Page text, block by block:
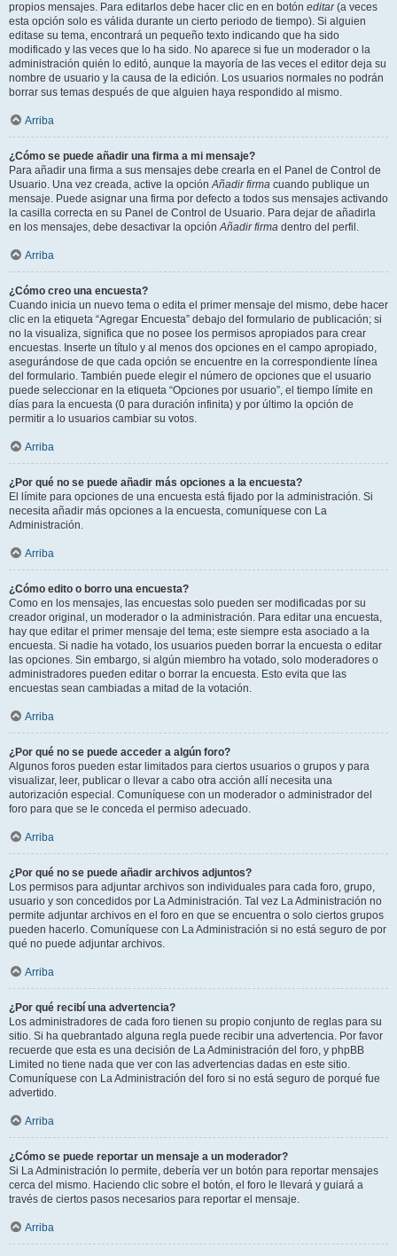
propios mensajes. Para editarlos debe hacer clic en en botón editar(a veces
esta opción solo es válida durante un cierto periodo de tiempo). Si alguien
editase su tema, encontrará un pequeño texto indicando que ha sido
modificado y las veces que lo ha sido. No aparece si fue un moderador o la
administración quién lo editó, aunque la mayoría de las veces el editor deja su
nombre de usuario y la causa de la edición. Los usuarios normales no podrán
borrar sus temas después de que alguien haya respondido al mismo.
Arriba
¿Cómo se puede añadir una firma a mi mensaje?
Para añadir una firma a sus mensajes debe crearla en el Panel de Control de
Usuario. Una vez creada, active la opciónAñadir firma cuando publique un
mensaje. Puede asignar una firma por defecto a todos sus mensajes activando
la casilla correcta en su Panel de Control de Usuario. Para dejar de añadirla
en los mensajes, debe desactivar la opciónAñadir firma dentro del perfil.
Arriba
¿Cómo creo una encuesta?
Cuando inicia un nuevo tema o edita el primer mensaje del mismo, debe hacer
clic en la etiqueta “Agregar Encuesta” debajo del formulario de publicación; si
no la visualiza, significa que no posee los permisos apropiados para crear
encuestas. Inserte un título y al menos dos opciones en el campo apropiado,
asegurándose de que cada opción se encuentre en la correspondiente línea
del formulario. También puede elegir el número de opciones que el usuario
puede seleccionar en la etiqueta “Opciones por usuario”, el tiempo límite en
días para la encuesta (0 para duración infinita) y por último la opción de
permitir a lo usuarios cambiar su votos.
Arriba
¿Por qué no se puede añadir más opciones a la encuesta?
El límite para opciones de una encuesta está fijado por la administración. Si
necesita añadir más opciones a la encuesta, comuníquese con La
Administración.
Arriba
¿Cómo edito o borro una encuesta?
Como en los mensajes, las encuestas solo pueden ser modificadas por su
creador original, un moderador o la administración. Para editar una encuesta,
hay que editar el primer mensaje del tema; este siempre esta asociado a la
encuesta. Si nadie ha votado, los usuarios pueden borrar la encuesta o editar
las opciones. Sin embargo, si algún miembro ha votado, solo moderadores o
administradores pueden editar o borrar la encuesta. Esto evita que las
encuestas sean cambiadas a mitad de la votación.
Arriba
¿Por qué no se puede acceder a algún foro?
Algunos foros pueden estar limitados para ciertos usuarios o grupos y para
visualizar, leer, publicar o llevar a cabo otra acción allí necesita una
autorización especial. Comuníquese con un moderador o administrador del
foro para que se le conceda el permiso adecuado.
Arriba
¿Por qué no se puede añadir archivos adjuntos?
Los permisos para adjuntar archivos son individuales para cada foro, grupo,
usuario y son concedidos por La Administración. Tal vez La Administración no
permite adjuntar archivos en el foro en que se encuentra o solo ciertos grupos
pueden hacerlo. Comuníquese con La Administración si no está seguro de por
qué no puede adjuntar archivos.
Arriba
¿Por qué recibí una advertencia?
Los administradores de cada foro tienen su propio conjunto de reglas para su
sitio. Si ha quebrantado alguna regla puede recibir una advertencia. Por favor
recuerde que esta es una decisión de La Administración del foro, y phpBB
Limited no tiene nada que ver con las advertencias dadas en este sitio.
Comuníquese con La Administración del foro si no está seguro de porqué fue
advertido.
Arriba
¿Cómo se puede reportar un mensaje a un moderador?
Si La Administración lo permite, debería ver un botón para reportar mensajes
cerca del mismo. Haciendo clic sobre el botón, el foro le llevará y guiará a
través de ciertos pasos necesarios para reportar el mensaje.
Arriba